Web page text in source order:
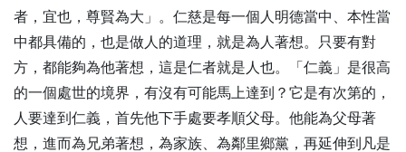
一家仁 一國興仁-全1集
33
人命如露 非旦則夕-全1集
34
親其親 長其長-全1集
35
懍若春雷 肅若秋霜-全1集
者，宜也，尊賢為大」。仁慈是每一個人明德當中、本性當
中都具備的，也是做人的道理，就是為人著想。只要有對
方，都能夠為他著想，這是仁者就是人也。「仁義」是很高
的一個處世的境界，有沒有可能馬上達到？它是有次第的，
人要達到仁義，首先他下手處要孝順父母。他能為父母著
想，進而為兄弟著想，為家族、為鄰里鄉黨，再延伸到凡是